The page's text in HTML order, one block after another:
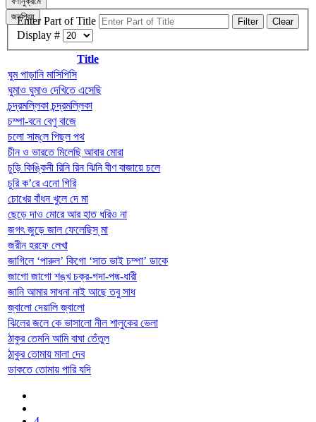
জনপ্রিয়
Enter Part of Title Filter Clear
Display #
Title
ঘুম পাড়ানি মাসিপিসি
ঘুমাও ঘুমাও দেখিতে এসেছি
চন্দ্রমল্লিকা চন্দ্রমল্লিকা
চম্পা-বনে বেণু বাজে
চলো সাম্‌লে পিছল পথ
চীন ও ভারতে মিলেছি আবার মোরা
চুড়ি কিঙ্কিনী রিনি রিন ঝিনি বীণ বাজায়ে চলে
চুরি ক’রে এনো গিরি
চোখের বাঁধন খুলে দে মা
ছেড়ে দাও মোরে আর হাত ধরিও না
জগৎ জুড়ে জাল ফেলেছিস্ মা
জরীন হরফে লেখা
জাগিলে ‘পারুল’ কিগো ‘সাত ভাই চম্পা’ ডাকে
জাগো জাগো শঙ্খ চক্র-গদা-পদ্ম-ধারী
জানি আমার সাধনা নাই আছে তবু সাধ
জ্বালো দেয়ালি জ্বালো
ঝিলের জলে কে ভাসালো নীল শালুকের ভেলা
ঠাকুর তেমনি আমি বাঘা তেঁতুল
ঠাকুর তোমায় মালা দেব
ডাকতে তোমায় পারি যদি